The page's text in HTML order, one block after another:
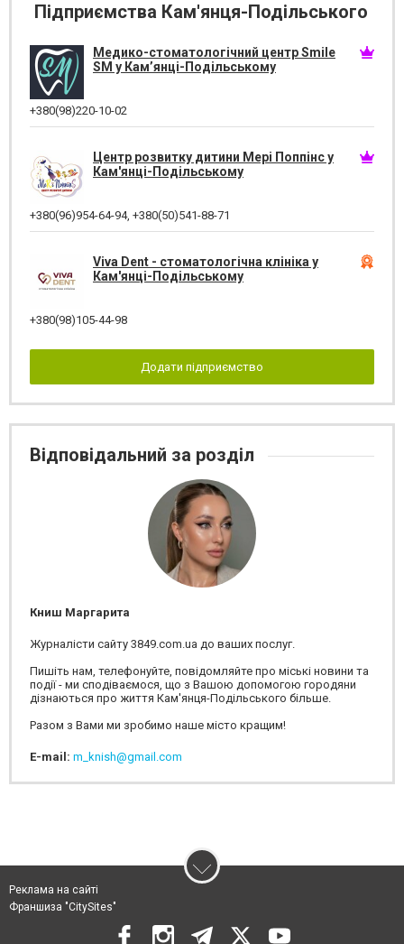
Підприємства Кам'янця-Подільського
Медико-стоматологічний центр Smile
SM у Кам’янці-Подільському
+380(98)220-10-02
Центр розвитку дитини Мері Поппінс у
Кам'янці-Подільському
+380(96)954-64-94, +380(50)541-88-71
Viva Dent - стоматологічна клініка у
Кам'янці-Подільському
+380(98)105-44-98
Додати підприємство
Відповідальний за розділ
Книш Маргарита
Журналісти сайту 3849.com.ua до ваших послуг.
Пишіть нам, телефонуйте, повідомляйте про міські новини та
події - ми сподіваємося, що з Вашою допомогою городяни
дізнаються про життя Кам'янця-Подільського більше.
Разом з Вами ми зробимо наше місто кращим!
E-mail: m_knish@gmail.com
Реклама на сайті
Франшиза "CitySites"